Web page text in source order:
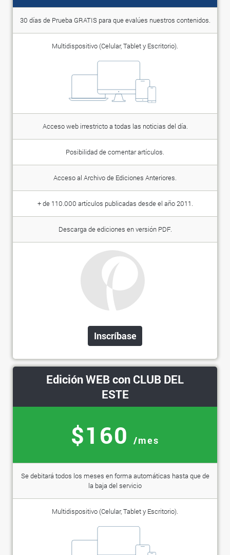
30 días de Prueba GRATIS para que evalúes nuestros contenidos.
Multidispositivo (Celular, Tablet y Escritorio).
Acceso web irrestricto a todas las noticias del día.
Posibilidad de comentar artículos.
Acceso al Archivo de Ediciones Anteriores.
+ de 110.000 artículos publicadas desde el año 2011.
Descarga de ediciones en versión PDF.
Inscríbase
Edición WEB con CLUB DEL
ESTE
$160 /mes
Se debitará todos los meses en forma automáticas hasta que de
la baja del servicio
Multidispositivo (Celular, Tablet y Escritorio).